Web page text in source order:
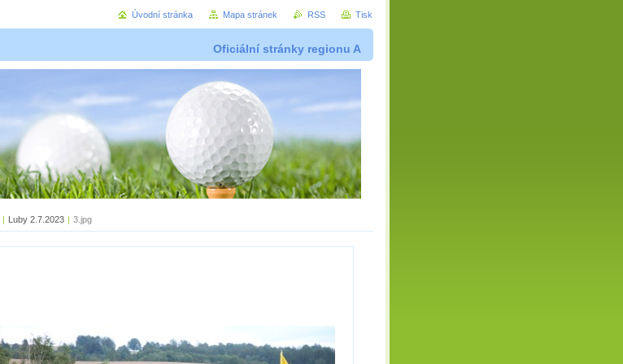
Oficiální stránky regionu A
| Luby 2.7.2023 | 3.jpg
Úvodní stránka Mapa stránek RSS Tisk